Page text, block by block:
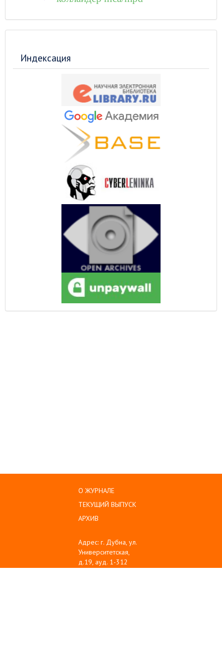
Индексация
О ЖУРНАЛЕ
ТЕКУЩИЙ ВЫПУСК
АРХИВ
Адрес: г. Дубна, ул.
Университетская,
д.19, ауд. 1-312